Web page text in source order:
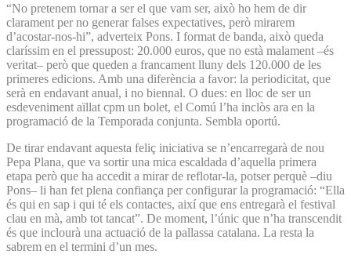
“No pretenem tornar a ser el que vam ser, això ho hem de dir
clarament per no generar falses expectatives, però mirarem
d’acostar-nos-hi”, adverteix Pons. I format de banda, això queda
claríssim en el pressupost: 20.000 euros, que no està malament –és
veritat– però que queden a francament lluny dels 120.000 de les
primeres edicions. Amb una diferència a favor: la periodicitat, que
serà en endavant anual, i no biennal. O dues: en lloc de ser un
esdeveniment aïllat cpm un bolet, el Comú l’ha inclòs ara en la
programació de la Temporada conjunta. Sembla oportú.
De tirar endavant aquesta feliç iniciativa se n’encarregarà de nou
Pepa Plana, que va sortir una mica escaldada d’aquella primera
etapa però que ha accedit a mirar de reflotar-la, potser perquè –diu
Pons– li han fet plena confiança per configurar la programació: “Ella
és qui en sap i qui té els contactes, així que ens entregarà el festival
clau en mà, amb tot tancat”. De moment, l’únic que n’ha transcendit
és que inclourà una actuació de la pallassa catalana. La resta la
sabrem en el termini d’un mes.